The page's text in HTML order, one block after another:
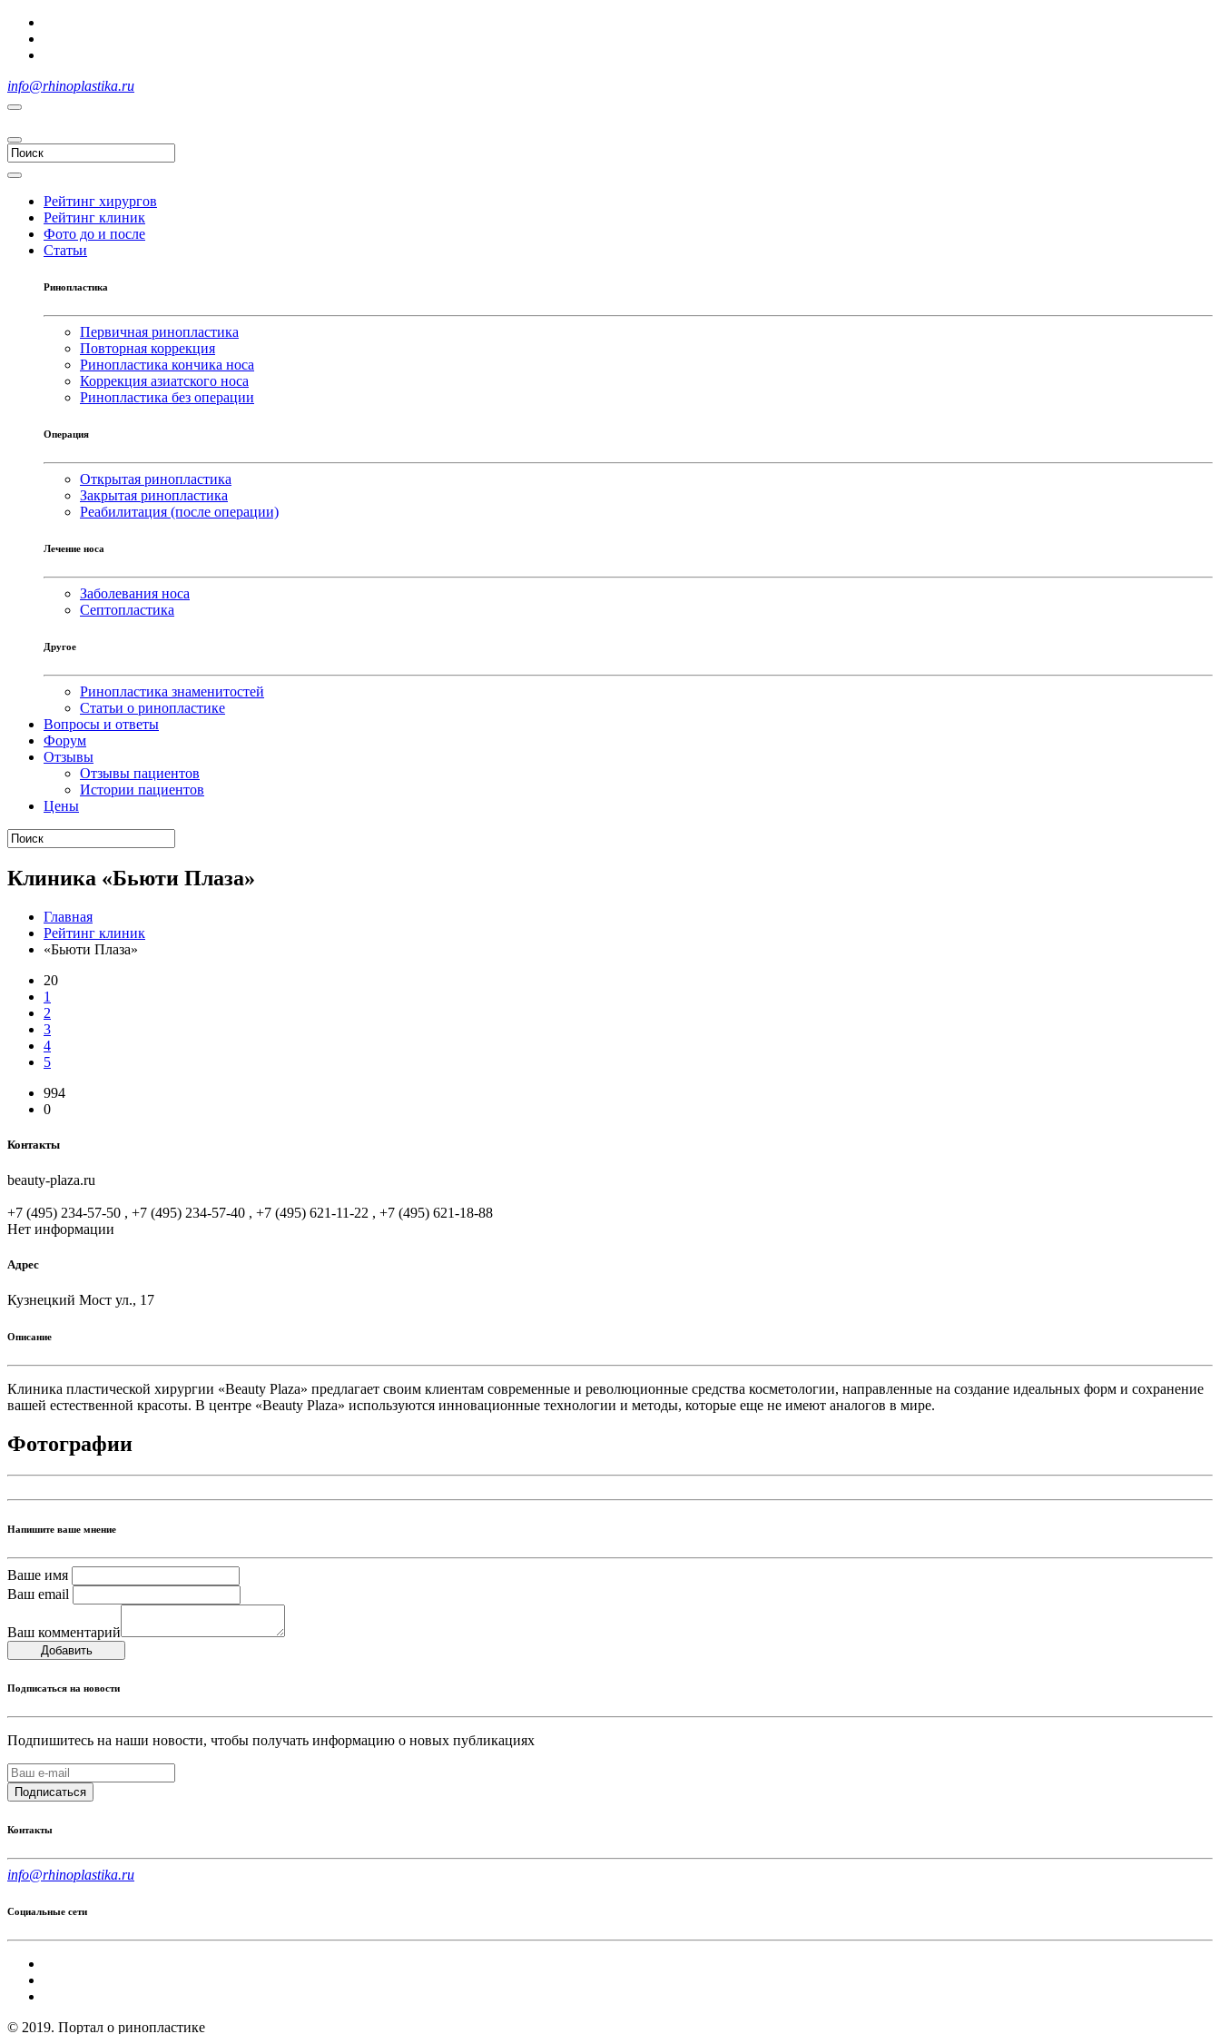
info@rhinoplastika.ru
Рейтинг хирургов
Рейтинг клиник
Фото до и после
Статьи
Ринопластика
Первичная ринопластика
Повторная коррекция
Ринопластика кончика носа
Коррекция азиатского носа
Ринопластика без операции
Операция
Открытая ринопластика
Закрытая ринопластика
Реабилитация (после операции)
Лечение носа
Заболевания носа
Септопластика
Другое
Ринопластика знаменитостей
Статьи о ринопластике
Вопросы и ответы
Форум
Отзывы
Отзывы пациентов
Истории пациентов
Цены
Клиника «Бьюти Плаза»
Главная
Рейтинг клиник
«Бьюти Плаза»
20
1
2
3
4
5
994
0
Контакты
beauty-plaza.ru
+7 (495) 234-57-50 , +7 (495) 234-57-40 , +7 (495) 621-11-22 , +7 (495) 621-18-88
Нет информации
Адрес
Кузнецкий Мост ул., 17
Описание
Клиника пластической хирургии «Beauty Plaza» предлагает своим клиентам современные и революционные средства косметологии, направленные на создание идеальных форм и сохранение
вашей естественной красоты. В центре «Beauty Plaza»​ используются инновационные технологии и методы, которые еще не имеют аналогов в мире.
Фотографии
Напишите ваше мнение
Ваше имя
Ваш email
Ваш комментарий
Добавить
Подписаться на новости
Подпишитесь на наши новости, чтобы получать информацию о новых публикациях
Подписаться
Контакты
info@rhinoplastika.ru
Социальные сети
© 2019. Портал о ринопластике